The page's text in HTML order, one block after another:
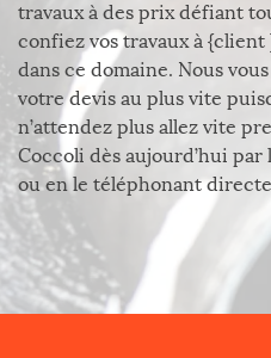
travaux à des prix défiant
confiez vos travaux à
dans ce domaine. Nous
votre devis au plus vite
n’attendez plus allez vite
Coccoli dès aujourd’hui
ou en le téléphonant